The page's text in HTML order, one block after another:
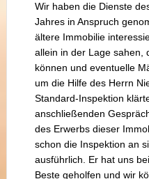
Wir haben die Dienste
Jahres in Anspruch
ältere Immobilie
allein in der Lage sahen,
können und eventuelle
um die Hilfe des Herrn
Standard-Inspektion
anschließenden
des Erwerbs dieser
schon die Inspektion an
ausführlich. Er hat uns
Beste geholfen und wir